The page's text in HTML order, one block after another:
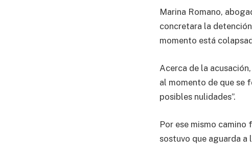
Marina Romano,
concretara la
momento está
Acerca de la
al momento de que se
posibles nulidades”.
Por ese mismo camino
sostuvo que aguarda a